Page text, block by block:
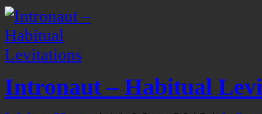
Intronaut – Habitual